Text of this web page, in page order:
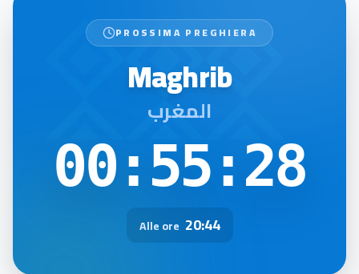
PROSSIMA PREGHIERA
Maghrib
المغرب
00:55:28
Alle ore 20:44